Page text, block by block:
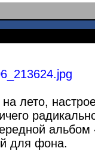
лето,
для фона.